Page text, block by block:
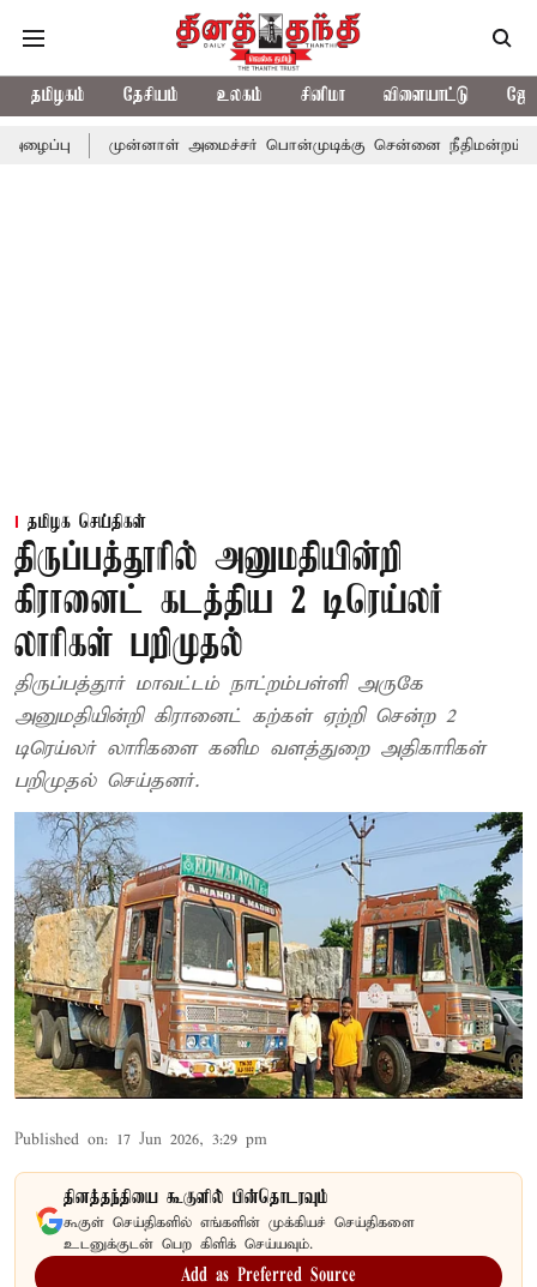
தமிழகம் தேசியம் உலகம் சினிமா விளையாட்டு
முன்னாள் அமைச்சர் பொன்முடிக்கு சென்னை நீதிமன்றம் பிடிவாராண்ட்
தமிழக செய்திகள்
திருப்பத்தூரில் அனுமதியின்றி
கிரானைட் கடத்திய 2 டிரெய்லர்
லாரிகள் பறிமுதல்
திருப்பத்தூர் மாவட்டம் நாட்றம்பள்ளி அருகே
அனுமதியின்றி கிரானைட் கற்கள் ஏற்றி சென்ற 2
டிரெய்லர் லாரிகளை கனிம வளத்துறை அதிகாரிகள்
பறிமுதல் செய்தனர்.
Published on: 17 Jun 2026, 3:29 pm
தினத்தந்தியை கூகுளில் பின்தொடரவும்
கூகுள் செய்திகளில் எங்களின் முக்கியச் செய்திகளை
உடனுக்குடன் பெற கிளிக் செய்யவும்.
Add as Preferred Source